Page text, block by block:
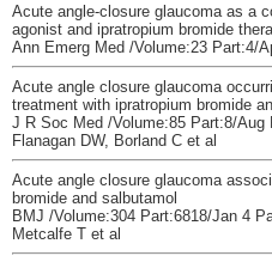
Acute angle-closure glaucoma as a
agonist and ipratropium bromide
Ann Emerg Med /Volume:23 Part:4/
Acute angle closure glaucoma
treatment with ipratropium bromide
J R Soc Med /Volume:85 Part:8/Aug
Flanagan DW, Borland C et al
Acute angle closure glaucoma
bromide and salbutamol
BMJ /Volume:304 Part:6818/Jan 4
Metcalfe T et al